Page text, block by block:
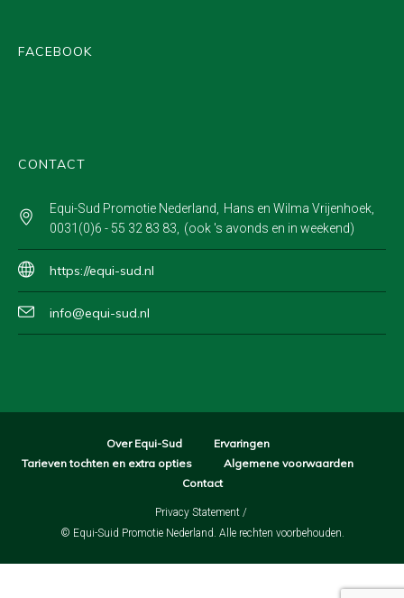
FACEBOOK
CONTACT
Equi-Sud Promotie Nederland
Hans en Wilma Vrijenhoek
0031(0)6 - 55 32 83 83
(ook 's avonds en in weekend)
https://equi-sud.nl
info@equi-sud.nl
Over Equi-Sud
Ervaringen
Tarieven tochten en extra opties
Algemene voorwaarden
Contact
Privacy Statement /
© Equi-Suid Promotie Nederland. Alle rechten voorbehouden.